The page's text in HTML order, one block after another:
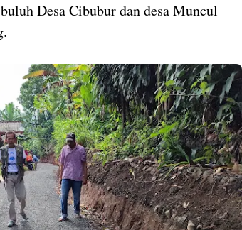
Desa Cibubur dan desa Muncul